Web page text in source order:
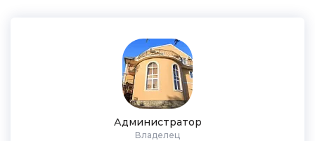
Администратор
Владелец